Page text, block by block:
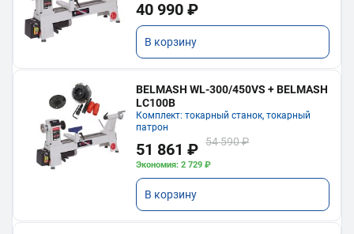
40 990 ₽
В корзину
BELMASH WL-300/450VS + BELMASH
LC100B
Комплект: токарный станок, токарный
патрон
51 861 ₽ 54 590 ₽
Экономия: 2 729 ₽
В корзину